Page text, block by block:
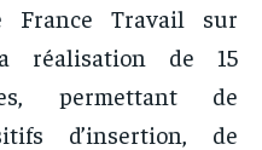
France Travail sur
réalisation de 15
permettant de
d’insertion, de